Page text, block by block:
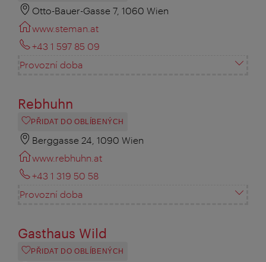
Otto-Bauer-Gasse 7, 1060 Wien
www.steman.at
+43 1 597 85 09
Provozní doba
Rebhuhn
PŘIDAT DO OBLÍBENÝCH
Berggasse 24, 1090 Wien
www.rebhuhn.at
+43 1 319 50 58
Provozní doba
Gasthaus Wild
PŘIDAT DO OBLÍBENÝCH